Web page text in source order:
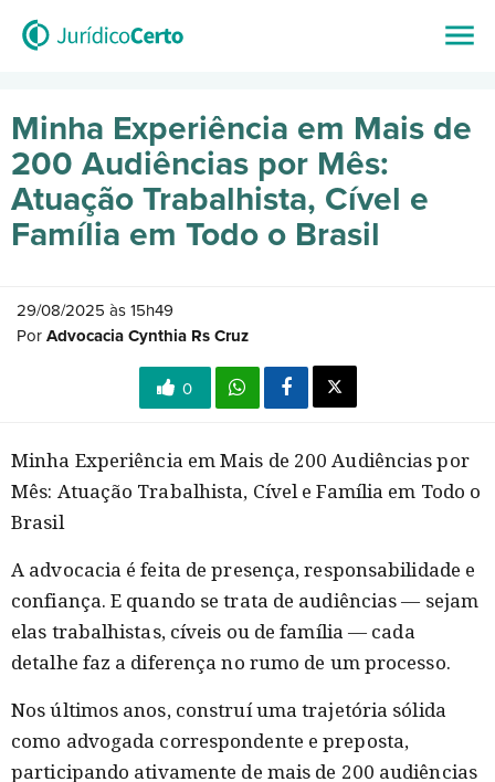
Minha Experiência em Mais de
200 Audiências por Mês:
Atuação Trabalhista, Cível e
Família em Todo o Brasil
29/08/2025 às 15h49
Por Advocacia Cynthia Rs Cruz
0
Minha Experiência em Mais de 200 Audiências por
Mês: Atuação Trabalhista, Cível e Família em Todo o
Brasil
A advocacia é feita de presença, responsabilidade e
confiança. E quando se trata de audiências — sejam
elas trabalhistas, cíveis ou de família — cada
detalhe faz a diferença no rumo de um processo.
Nos últimos anos, construí uma trajetória sólida
como advogada correspondente e preposta,
participando ativamente de mais de 200 audiências